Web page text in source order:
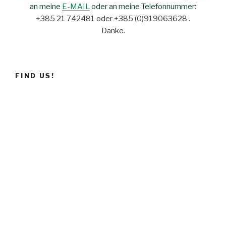
an meine E-MAILoder an meine Telefonnummer:
+385 21 742481 oder +385 (0)919063628 .
Danke.
FIND US!